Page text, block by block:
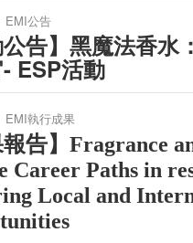
EMI公告
公告】黑魔法香水
ESP活動
EMI執行成果
報告】Fragrance
Career Paths in
Local and